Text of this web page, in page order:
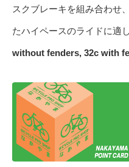
スクブレーキを組み合わせ
たハイペースのライドに適
without fenders, 32c with